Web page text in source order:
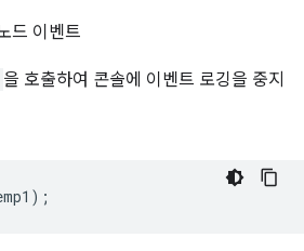
드 이벤트
을 호출하여 콘솔에 이벤트 로깅을 중지
);